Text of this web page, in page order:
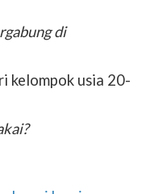
di
kelompok usia 20-